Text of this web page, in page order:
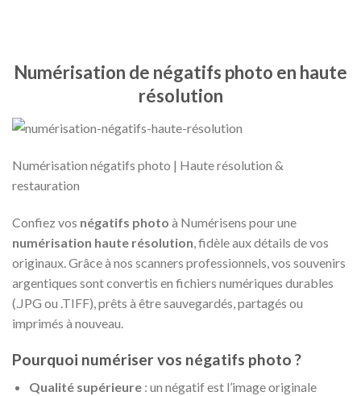
Numérisation de négatifs photo en haute
résolution
Numérisation négatifs photo | Haute résolution &
restauration
Confiez vos négatifs photo à Numérisens pour une
numérisation haute résolution, fidèle aux détails de vos
originaux. Grâce à nos scanners professionnels, vos souvenirs
argentiques sont convertis en fichiers numériques durables
(.JPG ou .TIFF), prêts à être sauvegardés, partagés ou
imprimés à nouveau.
Pourquoi numériser vos négatifs photo ?
Qualité supérieure: un négatif est l’image originale